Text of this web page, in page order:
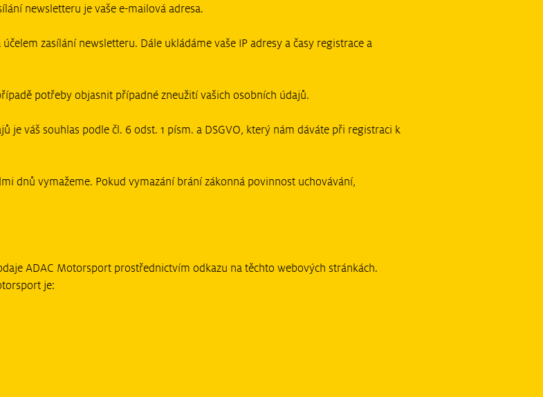
newsletteru je vaše e-mailová adresa.
zasílání newsletteru. Dále ukládáme vaše IP adresy a časy registrace a
potřeby objasnit případné zneužití vašich osobních údajů.
je váš souhlas podle čl. 6 odst. 1 písm. a DSGVO, který nám dáváte při registraci k
dnů vymažeme. Pokud vymazání brání zákonná povinnost uchovávání,
ADAC Motorsport prostřednictvím odkazu na těchto webových stránkách.
je: